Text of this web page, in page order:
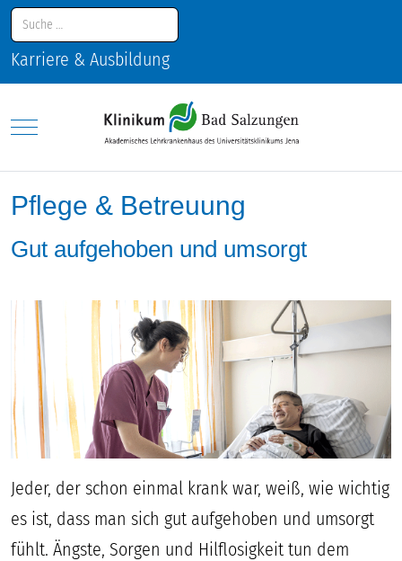
Suchen
Karriere & Ausbildung
Mobile Menu Toggle
Pflege & Betreuung
Gut aufgehoben und umsorgt
Jeder, der schon einmal krank war, weiß, wie wichtig
es ist, dass man sich gut aufgehoben und umsorgt
fühlt. Ängste, Sorgen und Hilflosigkeit tun dem